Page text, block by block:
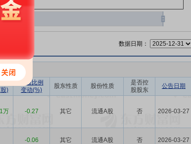
数据日期：
量
)
持股比例
变动(%)
股东性质 股份性质
是否控
股股东
公告日期
万 -0.27 其它 流通A股 否 2026-03-27
-0.06 其它 流通A股 否 2026-03-27